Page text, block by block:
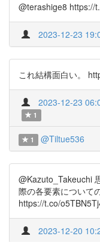
@terashige8 https://
2023-12-23
これ結構面白い。
2023-12-23
1
1 @Tiltue536
@Kazuto_Takeuchi
際の各要素について
https://t.co/
2023-12-20